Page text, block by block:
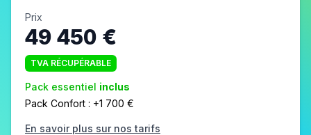
Prix
49 450 €
TVA RÉCUPÉRABLE
Pack essentiel inclus
Pack Confort : +1 700 €
En savoir plus sur nos tarifs